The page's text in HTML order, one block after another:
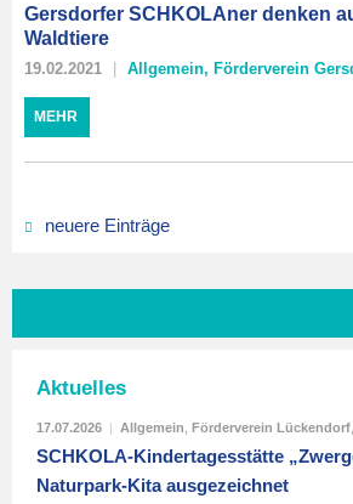
Gersdorfer SCHKOLAner denken
Waldtiere
19.02.2021 Allgemein, Förderverein
MEHR
neuere Einträge
Aktuelles
17.07.2026 | Allgemein Förderverein Lückendorf
SCHKOLA-Kindertagesstätte
Naturpark-Kita ausgezeichnet